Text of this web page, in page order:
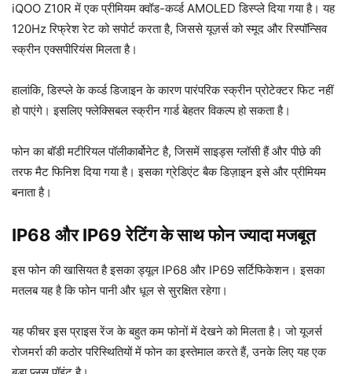
iQOO Z10R में एक प्रीमियम क्वॉड-कर्व्ड AMOLED डिस्प्ले दिया गया है। यह
120Hz रिफ्रेश रेट को सपोर्ट करता है, जिससे यूज़र्स को स्मूद और रिस्पॉन्सिव
स्क्रीन एक्सपीरियंस मिलता है।
हालांकि, डिस्प्ले के कर्व्ड डिजाइन के कारण पारंपरिक स्क्रीन प्रोटेक्टर फिट नहीं
हो पाएंगे। इसलिए फ्लेक्सिबल स्क्रीन गार्ड बेहतर विकल्प हो सकता है।
फोन का बॉडी मटीरियल पॉलीकार्बोनेट है, जिसमें साइड्स ग्लॉसी हैं और पीछे की
तरफ मैट फिनिश दिया गया है। इसका ग्रेडिएंट बैक डिज़ाइन इसे और प्रीमियम
बनाता है।
IP68 और IP69 रेटिंग के साथ फोन ज्यादा मजबूत
इस फोन की खासियत है इसका ड्यूल IP68 और IP69 सर्टिफिकेशन। इसका
मतलब यह है कि फोन पानी और धूल से सुरक्षित रहेगा।
यह फीचर इस प्राइस रेंज के बहुत कम फोनों में देखने को मिलता है। जो यूजर्स
रोजमर्रा की कठोर परिस्थितियों में फोन का इस्तेमाल करते हैं, उनके लिए यह एक